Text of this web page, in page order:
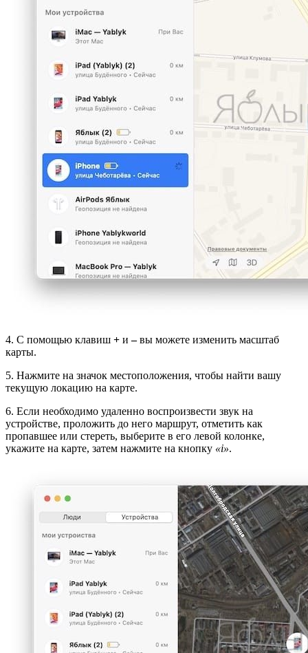
4. С помощью клавиш + и–вы можете изменить масштаб
карты.
5. Нажмите на значок местоположения, чтобы найти вашу
текущую локацию на карте.
6. Если необходимо удаленно воспроизвести звук на
устройстве, проложить до него маршрут, отметить как
пропавшее или стереть, выберите в его левой колонке,
укажите на карте, затем нажмите на кнопку «i».